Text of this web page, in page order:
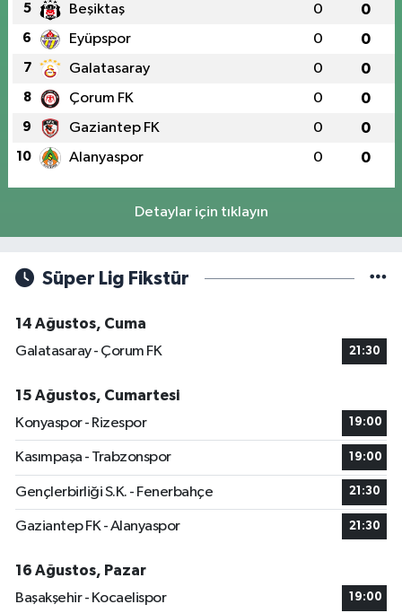
5 Beşiktaş 0 0
6 Eyüpspor 0 0
7 Galatasaray 0 0
8 Çorum FK 0 0
9 Gaziantep FK 0 0
10 Alanyaspor 0 0
Detaylar için tıklayın
Süper Lig Fikstür
14 Ağustos, Cuma
Galatasaray - Çorum FK
21:30
15 Ağustos, Cumartesi
Konyaspor - Rizespor
19:00
Kasımpaşa - Trabzonspor 19:00
Gençlerbirliği S.K. - Fenerbahçe 21:30
Gaziantep FK - Alanyaspor 21:30
16 Ağustos, Pazar
Başakşehir - Kocaelispor
19:00